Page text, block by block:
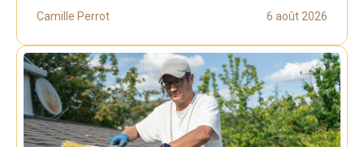
Camille Perrot 6 août 2026